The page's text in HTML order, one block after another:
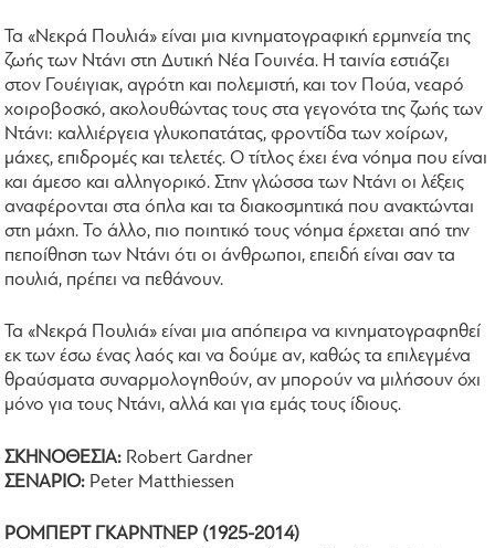
Τα «Νεκρά Πουλιά» είναι μια κινηματογραφική ερμηνεία της
ζωής των Ντάνι στη Δυτική Νέα Γουινέα. Η ταινία εστιάζει
στον Γουέιγιακ, αγρότη και πολεμιστή, και τον Πούα, νεαρό
χοιροβοσκό, ακολουθώντας τους στα γεγονότα της ζωής των
Ντάνι: καλλιέργεια γλυκοπατάτας, φροντίδα των χοίρων,
μάχες, επιδρομές και τελετές. Ο τίτλος έχει ένα νόημα που είναι
και άμεσο και αλληγορικό. Στην γλώσσα των Ντάνι οι λέξεις
αναφέρονται στα όπλα και τα διακοσμητικά που ανακτώνται
στη μάχη. Το άλλο, πιο ποιητικό τους νόημα έρχεται από την
πεποίθηση των Ντάνι ότι οι άνθρωποι, επειδή είναι σαν τα
πουλιά, πρέπει να πεθάνουν.
Τα «Νεκρά Πουλιά» είναι μια απόπειρα να κινηματογραφηθεί
εκ των έσω ένας λαός και να δούμε αν, καθώς τα επιλεγμένα
θραύσματα συναρμολογηθούν, αν μπορούν να μιλήσουν όχι
μόνο για τους Ντάνι, αλλά και για εμάς τους ίδιους.
ΣΚΗΝΟΘΕΣΙΑ: Robert Gardner
ΣΕΝΑΡΙΟ: Peter Matthiessen
ΡΟΜΠΕΡΤ ΓΚΑΡΝΤΝΕΡ (1925-2014)